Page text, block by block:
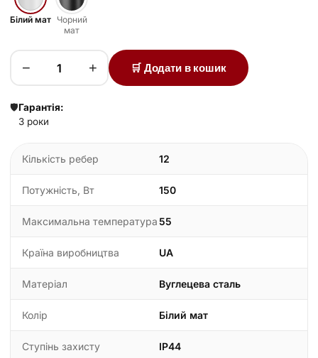
Білий мат Чорний
мат
− + 🛒 Додати в кошик
🛡️Гарантія:
3 роки
Кількість ребер 12
Потужність, Вт 150
Максимальна температура55
Країна виробництва UA
Матеріал Вуглецева сталь
Колір Білий мат
Ступінь захисту IP44